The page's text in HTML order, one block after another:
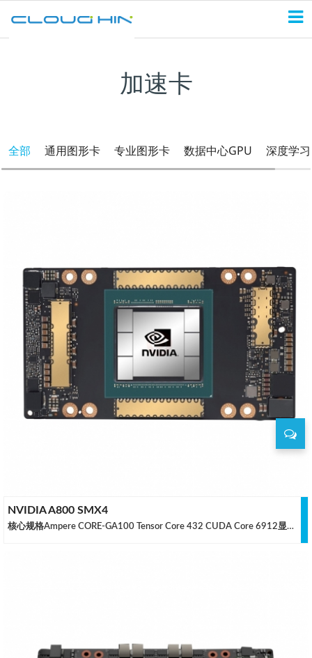
加速卡
全部 通用图形卡 专业图形卡 数据中心GPU 深度学
NVIDIA A800 SMX4
核心规格Ampere CORE-GA100 Tensor Core 432 CUDA Core 6912显存规格80GB HBM3显存位宽 5120 位 显存带宽2039 GB/s散热规格MAX 400W TDP输出规格No运算能力单精度性能 19.49 TFLOPS 双精度性能 9.746 TFLOPS (1:2)数据来源：英伟达，规格可能有变动，仅供参考，如有差异请联系调整